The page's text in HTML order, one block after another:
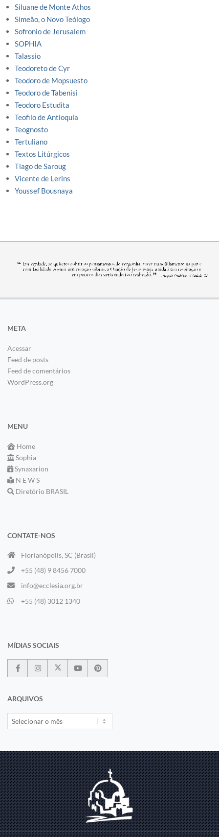
Siluane de Monte Athos
Simeão, o Novo Teólogo
Sofronio de Jerusalem
SOPHIA
Talassio
Teodoreto de Cyr
Teodoro de Mopsuesto
Teodoro de Tabenisi
Teodoro Estudita
Teofilo de Antioquia
Teognosto
Tertuliano
Textos Litúrgicos
Tiago de Saroug
Vicente de Lerins
Youssef Bousnaya
META
Acessar
Feed de posts
Feed de comentários
WordPress.org
MENU
Home
Sophia
Synaxarion
N E W S
Diretório BRASIL
CONTATE-NOS
Florianópolis, SC (Brasil)
+55 (48) 9 8456 7000
info@ecclesia.org.br
+55 (48) 3012 1340
MÍDIAS SOCIAIS
ARQUIVOS